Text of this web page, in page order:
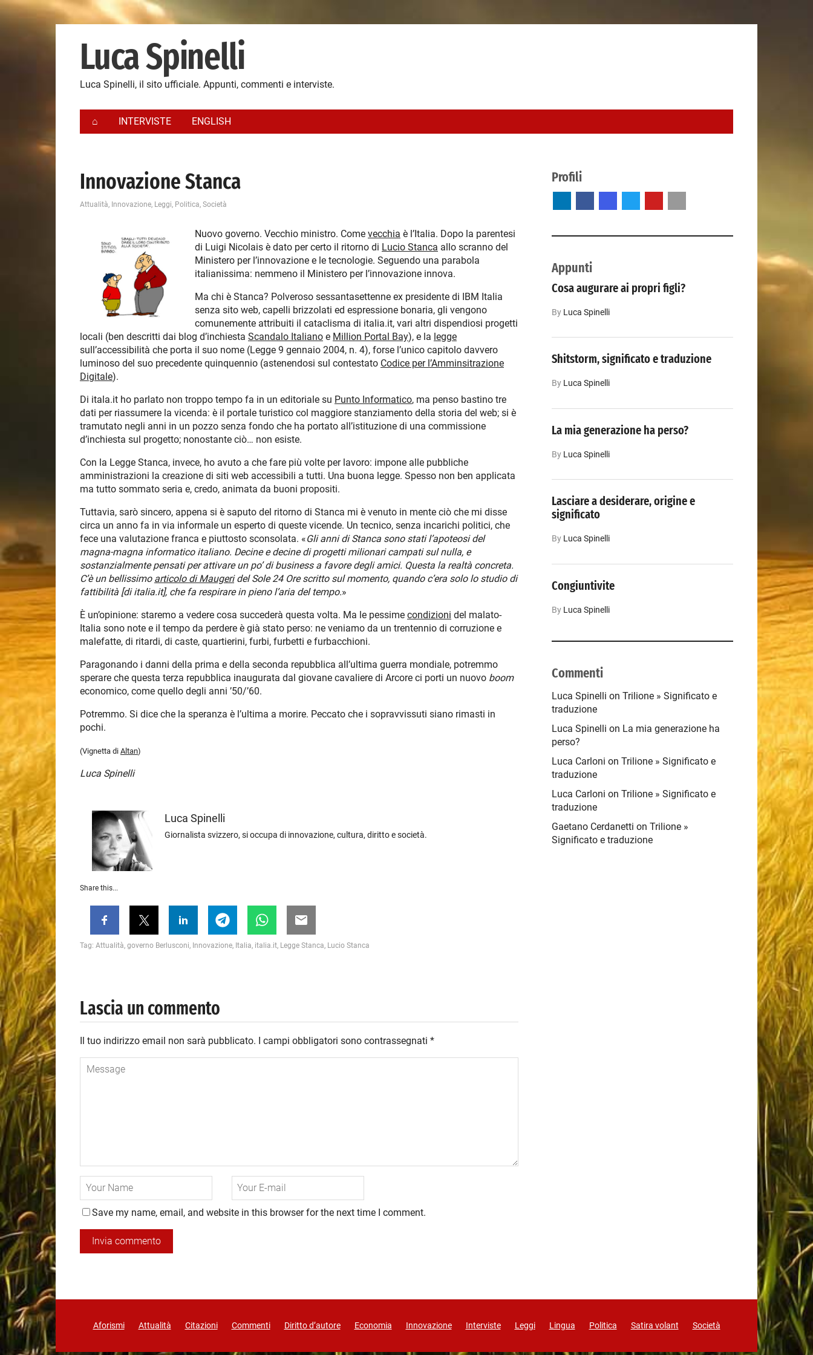
Luca Spinelli
Luca Spinelli, il sito ufficiale. Appunti, commenti e interviste.
⌂ INTERVISTE ENGLISH
Innovazione Stanca
Attualità, Innovazione, Leggi, Politica, Società
Nuovo governo. Vecchio ministro. Come vecchia è l’Italia. Dopo la parentesi
di Luigi Nicolais è dato per certo il ritorno di Lucio Stanca allo scranno del
Ministero per l’innovazione e le tecnologie. Seguendo una parabola
italianissima: nemmeno il Ministero per l’innovazione innova.
Ma chi è Stanca? Polveroso sessantasettenne ex presidente di IBM Italia
senza sito web, capelli brizzolati ed espressione bonaria, gli vengono
comunemente attribuiti il cataclisma di italia.it, vari altri dispendiosi progetti
locali (ben descritti dai blog d’inchiesta Scandalo Italiano e Million Portal Bay), e la legge
sull’accessibilità che porta il suo nome (Legge 9 gennaio 2004, n. 4), forse l’unico capitolo davvero
luminoso del suo precedente quinquennio (astenendosi sul contestato Codice per l’Amminsitrazione
Digitale).
Di itala.it ho parlato non troppo tempo fa in un editoriale su Punto Informatico, ma penso bastino tre
dati per riassumere la vicenda: è il portale turistico col maggiore stanziamento della storia del web; si è
tramutato negli anni in un pozzo senza fondo che ha portato all’istituzione di una commissione
d’inchiesta sul progetto; nonostante ciò… non esiste.
Con la Legge Stanca, invece, ho avuto a che fare più volte per lavoro: impone alle pubbliche
amministrazioni la creazione di siti web accessibili a tutti. Una buona legge. Spesso non ben applicata
ma tutto sommato seria e, credo, animata da buoni propositi.
Tuttavia, sarò sincero, appena si è saputo del ritorno di Stanca mi è venuto in mente ciò che mi disse
circa un anno fa in via informale un esperto di queste vicende. Un tecnico, senza incarichi politici, che
fece una valutazione franca e piuttosto sconsolata. «Gli anni di Stanca sono stati l’apoteosi del
magna-magna informatico italiano. Decine e decine di progetti milionari campati sul nulla, e
sostanzialmente pensati per attivare un po’ di business a favore degli amici. Questa la realtà concreta.
C’è un bellissimo articolo di Maugeridel Sole 24 Ore scritto sul momento, quando c’era solo lo studio di
fattibilità [di italia.it], che fa respirare in pieno l’aria del tempo.»
È un’opinione: staremo a vedere cosa succederà questa volta. Ma le pessime condizioni del malato-
Italia sono note e il tempo da perdere è già stato perso: ne veniamo da un trentennio di corruzione e
malefatte, di ritardi, di caste, quartierini, furbi, furbetti e furbacchioni.
Paragonando i danni della prima e della seconda repubblica all’ultima guerra mondiale, potremmo
sperare che questa terza repubblica inaugurata dal giovane cavaliere di Arcore ci porti un nuovo boom
economico, come quello degli anni ’50/’60.
Potremmo. Si dice che la speranza è l’ultima a morire. Peccato che i sopravvissuti siano rimasti in
pochi.
(Vignetta di Altan)
Luca Spinelli
Luca‎ Spinelli
Giornalista svizzero, si occupa di innovazione, cultura, diritto e società.
Share this...
Tag: Attualità, governo Berlusconi, Innovazione, Italia, italia.it, Legge Stanca, Lucio Stanca
Lascia un commento
Il tuo indirizzo email non sarà pubblicato. I campi obbligatori sono contrassegnati *
Save my name, email, and website in this browser for the next time I comment.
Profili
Appunti
Cosa augurare ai propri figli?
By Luca‎ Spinelli
Shitstorm, significato e traduzione
By Luca‎ Spinelli
La mia generazione ha perso?
By Luca‎ Spinelli
Lasciare a desiderare, origine e
significato
By Luca‎ Spinelli
Congiuntivite
By Luca‎ Spinelli
Commenti
Luca‎ Spinelli on Trilione » Significato e
traduzione
Luca Spinelli on La mia generazione ha
perso?
Luca Carloni on Trilione » Significato e
traduzione
Luca Carloni on Trilione » Significato e
traduzione
Gaetano Cerdanetti on Trilione »
Significato e traduzione
Aforismi Attualità Citazioni Commenti Diritto d’autore Economia Innovazione Interviste Leggi Lingua Politica Satira volant Società